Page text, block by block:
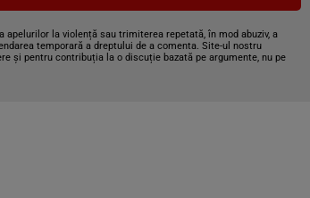
la violență sau trimiterea repetată, în mod abuziv, a
temporară a dreptului de a comenta. Site-ul nostru
și pentru contribuția la o discuție bazată pe argumente, nu pe